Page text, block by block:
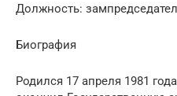
Должность:
Биография
Родился 17 апреля 1981